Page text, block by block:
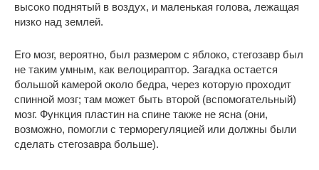
высоко поднятый в воздух, и маленькая голова, лежащая
низко над землей.
Его мозг, вероятно, был размером с яблоко, стегозавр был
не таким умным, как велоцираптор. Загадка остается
большой камерой около бедра, через которую проходит
спинной мозг; там может быть второй (вспомогательный)
мозг. Функция пластин на спине также не ясна (они,
возможно, помогли с терморегуляцией или должны были
сделать стегозавра больше).